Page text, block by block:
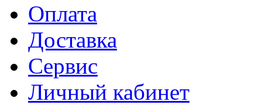
Оплата
Доставка
Сервис
Личный кабинет